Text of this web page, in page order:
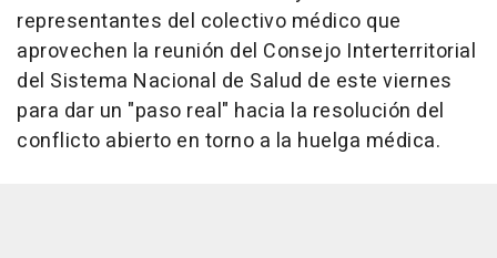
representantes del colectivo médico que
aprovechen la reunión del Consejo Interterritorial
del Sistema Nacional de Salud de este viernes
para dar un "paso real" hacia la resolución del
conflicto abierto en torno a la huelga médica.